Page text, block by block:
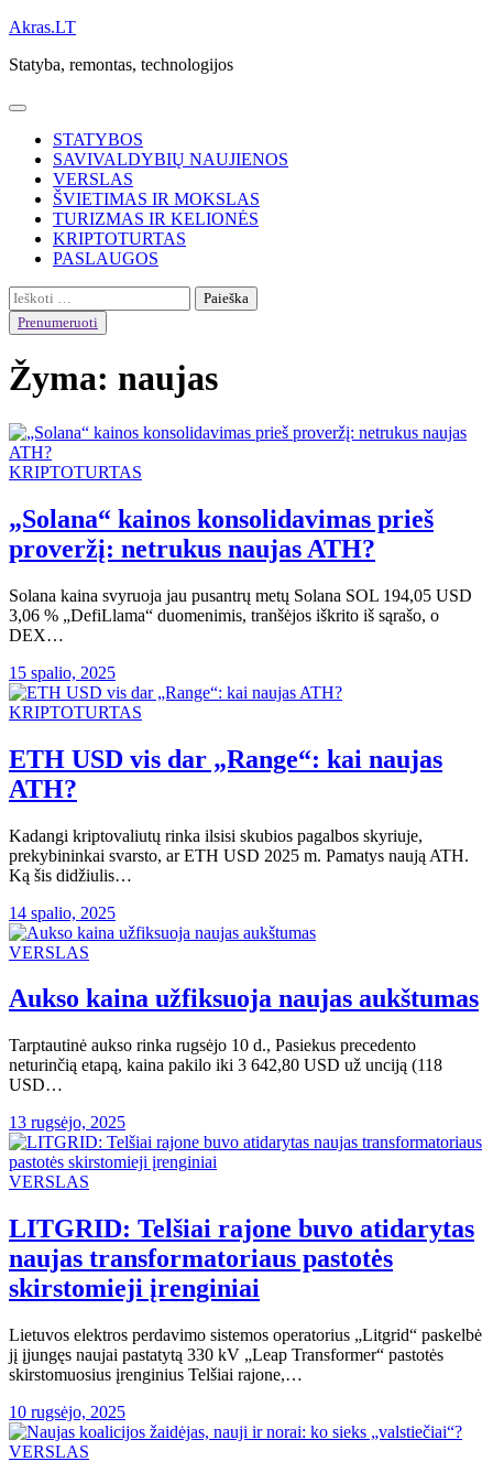
Skip
content
Akras.LT
Statyba, remontas, technologijos
STATYBOS
SAVIVALDYBIŲ NAUJIENOS
VERSLAS
ŠVIETIMAS IR MOKSLAS
TURIZMAS IR KELIONĖS
KRIPTOTURTAS
PASLAUGOS
Ieškoti:
Prenumeruoti
Žyma: naujas
KRIPTOTURTAS
„Solana“ kainos konsolidavimas prieš
proveržį: netrukus naujas ATH?
Solana kaina svyruoja jau pusantrų metų Solana SOL 194,05 USD
3,06 % „DefiLlama“ duomenimis, tranšėjos iškrito iš sąrašo, o
DEX…
15 spalio, 2025
KRIPTOTURTAS
ETH USD vis dar „Range“: kai naujas
ATH?
Kadangi kriptovaliutų rinka ilsisi skubios pagalbos skyriuje,
prekybininkai svarsto, ar ETH USD 2025 m. Pamatys naują ATH.
Ką šis didžiulis…
14 spalio, 2025
VERSLAS
Aukso kaina užfiksuoja naujas aukštumas
Tarptautinė aukso rinka rugsėjo 10 d., Pasiekus precedento
neturinčią etapą, kaina pakilo iki 3 642,80 USD už unciją (118
USD…
13 rugsėjo, 2025
VERSLAS
LITGRID: Telšiai rajone buvo atidarytas
naujas transformatoriaus pastotės
skirstomieji įrenginiai
Lietuvos elektros perdavimo sistemos operatorius „Litgrid“ paskelbė
jį įjungęs naujai pastatytą 330 kV „Leap Transformer“ pastotės
skirstomuosius įrenginius Telšiai rajone,…
10 rugsėjo, 2025
VERSLAS